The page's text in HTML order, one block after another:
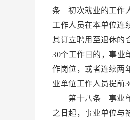
条 初次就业的工作
工作人员在本单位连
其订立聘用至退休
30个工作日的，事
作岗位，或者连续
业单位工作人员提前
第十八条 事业单
之日起，事业单位